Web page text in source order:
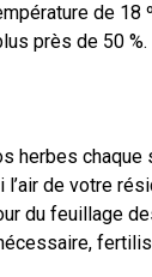
de
près de 50 %.
herbes
de votre
du feuillage